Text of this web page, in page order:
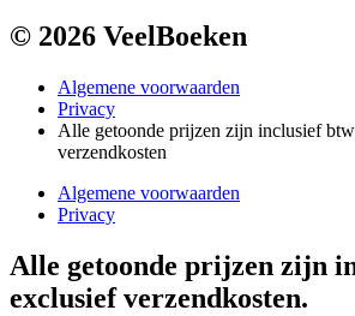
© 2026 VeelBoeken
Algemene voorwaarden
Privacy
Alle getoonde prijzen zijn inclusief
verzendkosten
Algemene voorwaarden
Privacy
Alle getoonde prijzen zijn
exclusief verzendkosten.